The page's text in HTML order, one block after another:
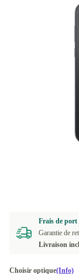
Frais de port
Garantie de
Livraison
Choisir optique(Info)